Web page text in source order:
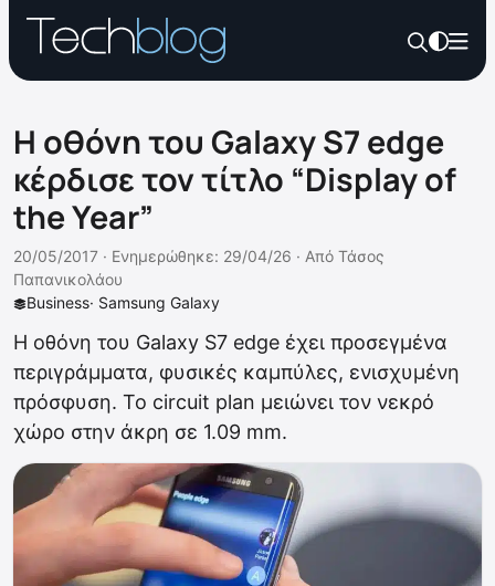
H οθόνη του Galaxy S7 edge
κέρδισε τον τίτλο “Display of
the Year”
Business· Samsung Galaxy
20/05/2017 · Ενημερώθηκε: 29/04/26 · Από Τάσος
Παπανικολάου
H οθόνη του Galaxy S7 edge έχει προσεγμένα
περιγράμματα, φυσικές καμπύλες, ενισχυμένη
πρόσφυση. Το circuit plan μειώνει τον νεκρό
χώρο στην άκρη σε 1.09 mm.